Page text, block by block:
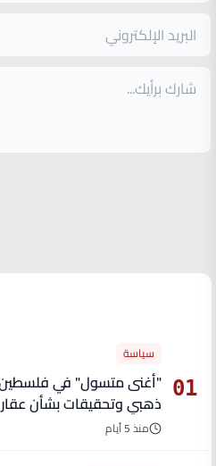
01
سياسة
ذهبي وتحقيقات بشأن
منذ 5 أيام